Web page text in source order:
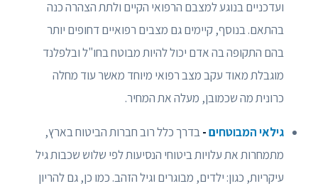
ועדכניים בנוגע למצבם הרפואי הקיים ולתת הצהרה כנה
בהתאם. בנוסף, קיימים גם מצבים רפואיים דחופים יותר
בהם התקופה בה אדם יכול להיות מבוטח בחו"ל ובלפלנד
מוגבלת מאוד עקב מצב רפואי מיוחד מאשר עוד מחלה
כרונית מה שכמובן, מעלה את המחיר.
גילאי המבוטחים-בדרך כלל רוב חברות הביטוח בארץ,
מתמחרות את עלויות ביטוחי הנסיעות לפי שלוש שכבות גיל
עיקריות, כגון: ילדים, מבוגרים וגיל הזהב. כמו כן, גם להריון